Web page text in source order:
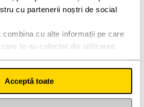
cu partenerii noștri de social
le-au colectat din utilizarea
Acceptă toate